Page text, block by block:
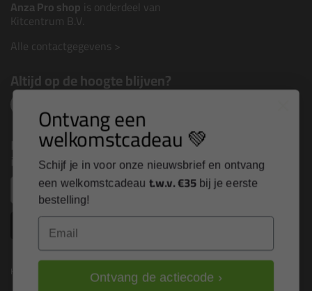
Anza Pro shop is onderdeel van
Kitcentrum B.V.
Alle contactgegevens >
Altijd op de hoogte blijven?
Nieuws, tips en exclusieve deals rechtstreeks in je
inbox
Inschrijven
Kitcentrum is trots op:
Ontvang een
welkomstcadeau 💚
Schijf je in voor onze nieuwsbrief en ontvang
een welkomstcadeau t.w.v. €35 bij je eerste
bestelling!
Ontvang de actiecode ›